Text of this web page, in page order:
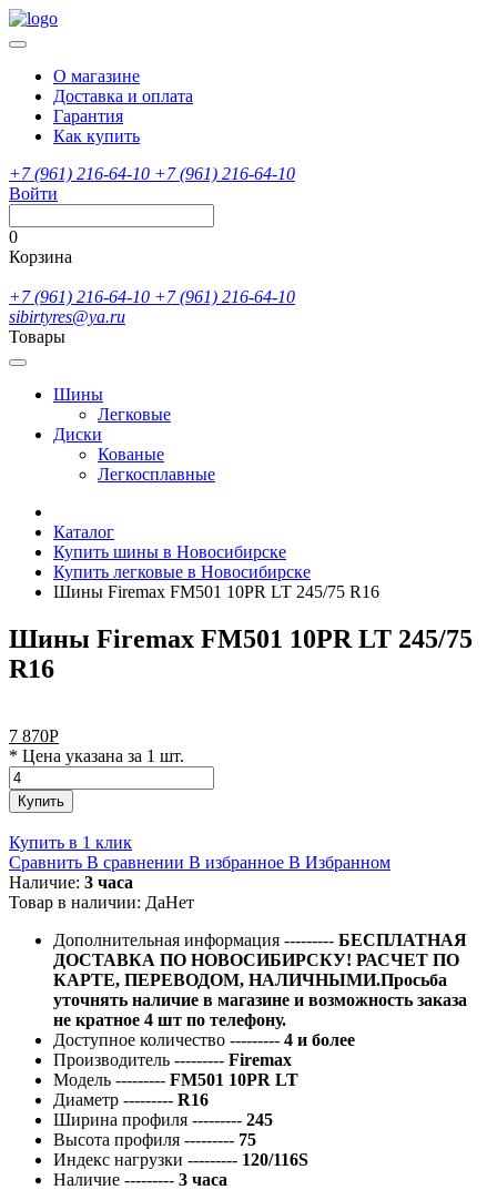
О магазине
Доставка и оплата
Гарантия
Как купить
+7 (961) 216-64-10 +7 (961) 216-64-10
Войти
0
Корзина
+7 (961) 216-64-10 +7 (961) 216-64-10
sibirtyres@ya.ru
Товары
Шины
Легковые
Диски
Кованые
Легкосплавные
Каталог
Купить шины в Новосибирске
Купить легковые в Новосибирске
Шины Firemax FM501 10PR LT 245/75 R16
Шины Firemax FM501 10PR LT 245/75
R16
7 870Р
* Цена указана за 1 шт.
Купить
Купить в 1 клик
Сравнить В сравнении В избранное В Избранном
Наличие: 3 часа
Товар в наличии: ДаНет
Дополнительная информация --------- БЕСПЛАТНАЯ
ДОСТАВКА ПО НОВОСИБИРСКУ! РАСЧЕТ ПО
КАРТЕ, ПЕРЕВОДОМ, НАЛИЧНЫМИ.Просьба
уточнять наличие в магазине и возможность заказа
не кратное 4 шт по телефону.
Доступное количество --------- 4 и более
Производитель --------- Firemax
Модель --------- FM501 10PR LT
Диаметр --------- R16
Ширина профиля --------- 245
Высота профиля --------- 75
Индекс нагрузки --------- 120/116S
Наличие --------- 3 часа